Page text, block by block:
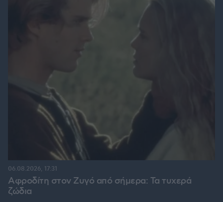
Αφροδίτη στον Ζυγό από σήμερα: Τα τυχερά
ζώδια
06.08.2026, 17:31